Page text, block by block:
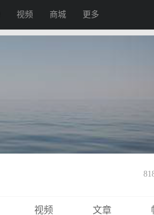
视频 商城 更多
视频 文章